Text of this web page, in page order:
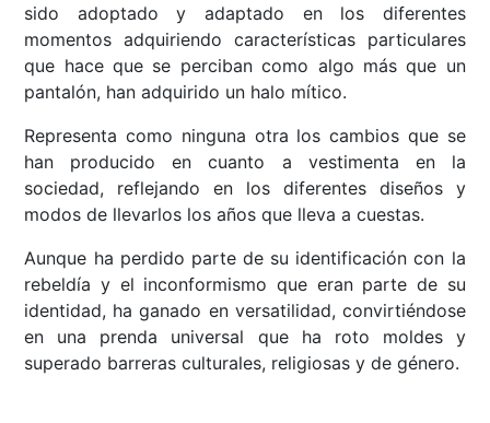
sido adoptado y adaptado en los diferentes
momentos adquiriendo características particulares
que hace que se perciban como algo más que un
pantalón, han adquirido un halo mítico.
Representa como ninguna otra los cambios que se
han producido en cuanto a vestimenta en la
sociedad, reflejando en los diferentes diseños y
modos de llevarlos los años que lleva a cuestas.
Aunque ha perdido parte de su identificación con la
rebeldía y el inconformismo que eran parte de su
identidad, ha ganado en versatilidad, convirtiéndose
en una prenda universal que ha roto moldes y
superado barreras culturales, religiosas y de género.